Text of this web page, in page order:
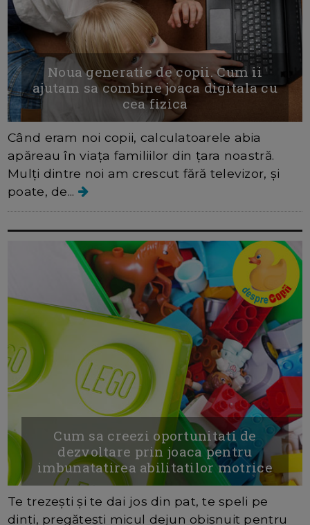
Noua generatie de copii. Cum ii
ajutam sa combine joaca digitala cu
cea fizica
Când eram noi copii, calculatoarele abia
apăreau în viața familiilor din țara noastră.
Mulți dintre noi am crescut fără televizor, și
poate, de...
Cum sa creezi oportunitati de
dezvoltare prin joaca pentru
imbunatatirea abilitatilor motrice
Te trezești și te dai jos din pat, te speli pe
dinți, pregătești micul dejun obișnuit pentru